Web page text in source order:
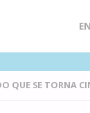
to
QUE SE TORNA